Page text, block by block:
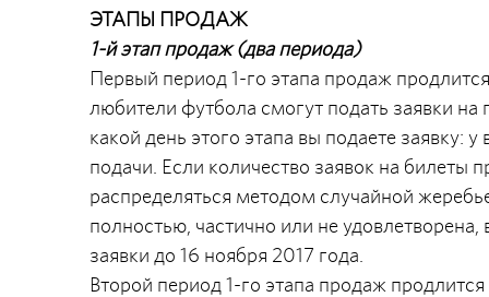
ЭТАПЫ ПРОДАЖ
1-й этап продаж (два периода)
Первый период 1-го этапа продаж
любители футбола смогут подать заявки
какой день этого этапа вы подаете заявку:
подачи. Если количество заявок на билеты
распределяться методом случайной
полностью, частично или не
заявки до 16 ноября 2017 года.
Второй период 1-го этапа продаж